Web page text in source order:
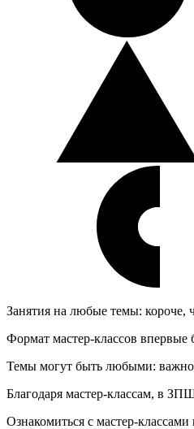
Занятия на любые темы: короче,
Формат мастер-классов
Темы могут быть любыми: важно,
Благодаря мастер-классам, в
Ознакомиться с мастер-